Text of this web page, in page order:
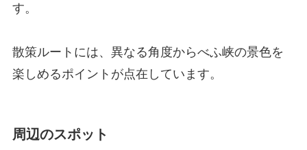
す。
散策ルートには、異なる角度からべふ峡の景色を
楽しめるポイントが点在しています。
周辺のスポット